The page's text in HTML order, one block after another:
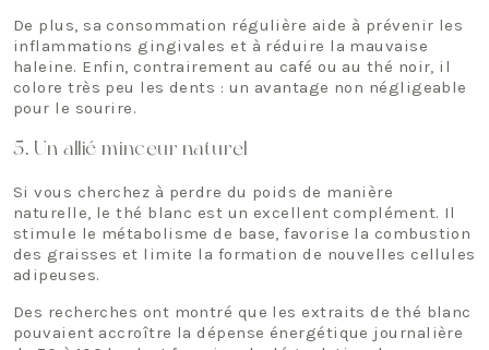
De plus, sa consommation régulière aide à prévenir les
inflammations gingivales et à réduire la mauvaise
haleine. Enfin, contrairement au café ou au thé noir, il
colore très peu les dents : un avantage non négligeable
pour le sourire.
5. Un allié minceur naturel
Si vous cherchez à perdre du poids de manière
naturelle, le thé blanc est un excellent complément. Il
stimule le métabolisme de base, favorise la combustion
des graisses et limite la formation de nouvelles cellules
adipeuses.
Des recherches ont montré que les extraits de thé blanc
pouvaient accroître la dépense énergétique journalière